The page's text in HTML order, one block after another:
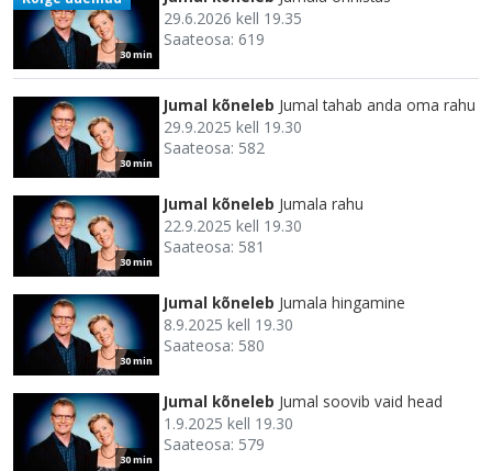
30 min
29.6.2026 kell 19.35
Saateosa: 619
30 min
Jumal kõneleb Jumal tahab anda oma rahu
29.9.2025 kell 19.30
Saateosa: 582
30 min
Jumal kõneleb Jumala rahu
22.9.2025 kell 19.30
Saateosa: 581
30 min
Jumal kõneleb Jumala hingamine
8.9.2025 kell 19.30
Saateosa: 580
30 min
Jumal kõneleb Jumal soovib vaid head
1.9.2025 kell 19.30
Saateosa: 579